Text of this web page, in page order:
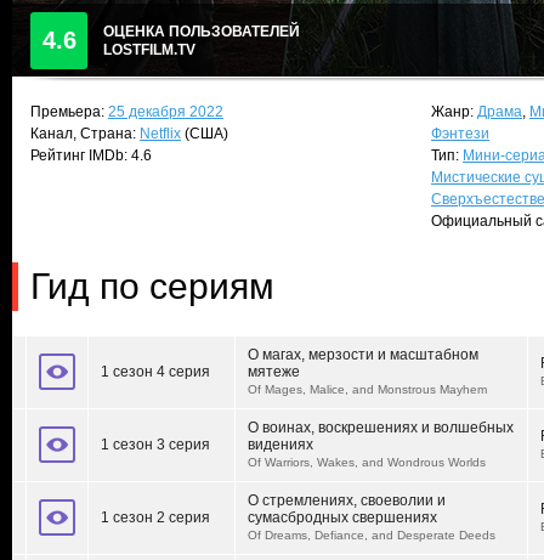
4.6
ОЦЕНКА ПОЛЬЗОВАТЕЛЕЙ
LOSTFILM.TV
Премьера: 25 декабря 2022
Канал, Страна: Netflix (США)
Рейтинг IMDb: 4.6
Жанр: Драма,
Фэнтези
Тип: Мини-
Мистические
Официальный
Гид по сериям
1 сезон 4 серия
О магах, мерзости и масштабном
мятеже
Of Mages, Malice, and Monstrous Mayhem
1 сезон 3 серия
О воинах, воскрешениях и волшебных
видениях
Of Warriors, Wakes, and Wondrous Worlds
1 сезон 2 серия
О стремлениях, своеволии и
сумасбродных свершениях
Of Dreams, Defiance, and Desperate Deeds